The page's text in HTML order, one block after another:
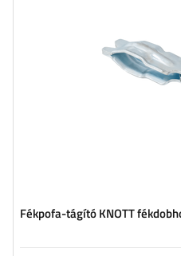
Fékpofa-tágító KNOTT